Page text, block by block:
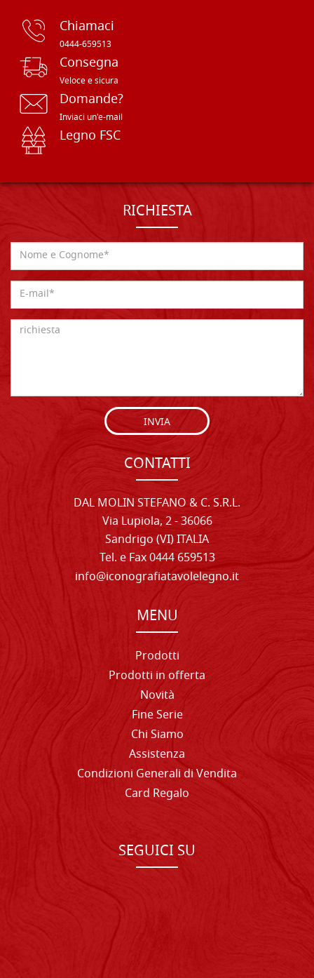
Chiamaci
0444-659513
Consegna
Veloce e sicura
Domande?
Inviaci un'e-mail
Legno FSC
RICHIESTA
INVIA
CONTATTI
DAL MOLIN STEFANO & C. S.R.L.
Via Lupiola, 2 - 36066
Sandrigo (VI) ITALIA
Tel. e Fax 0444 659513
info@iconografiatavolelegno.it
MENU
Prodotti
Prodotti in offerta
Novità
Fine Serie
Chi Siamo
Assistenza
Condizioni Generali di Vendita
Card Regalo
SEGUICI SU